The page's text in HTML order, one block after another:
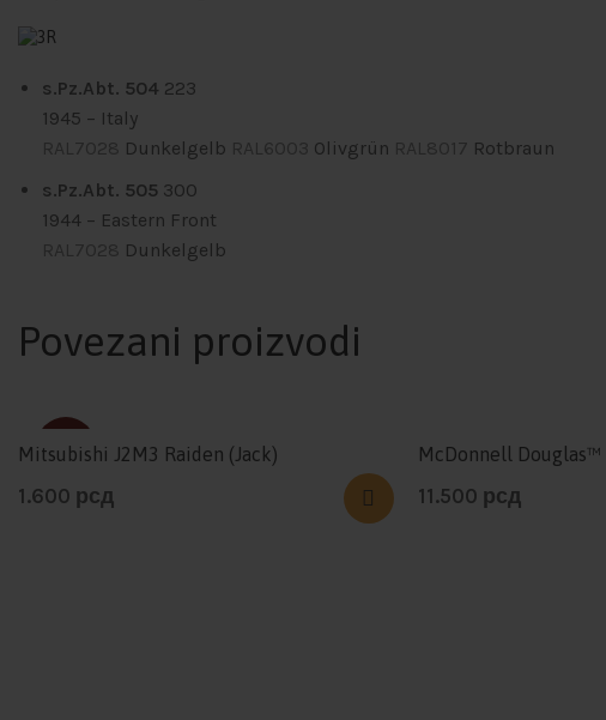
s.Pz.Abt. 504 223
1945 – Italy
Dunkelgelb Olivgrün
Rotbraun
s.Pz.Abt. 505 300
1944 – Eastern Front
Dunkelgelb
Povezani proizvodi
SOLD
Mitsubishi J2M3 Raiden (Jack)
1.600 рсд
McDonnell
11.500 рсд